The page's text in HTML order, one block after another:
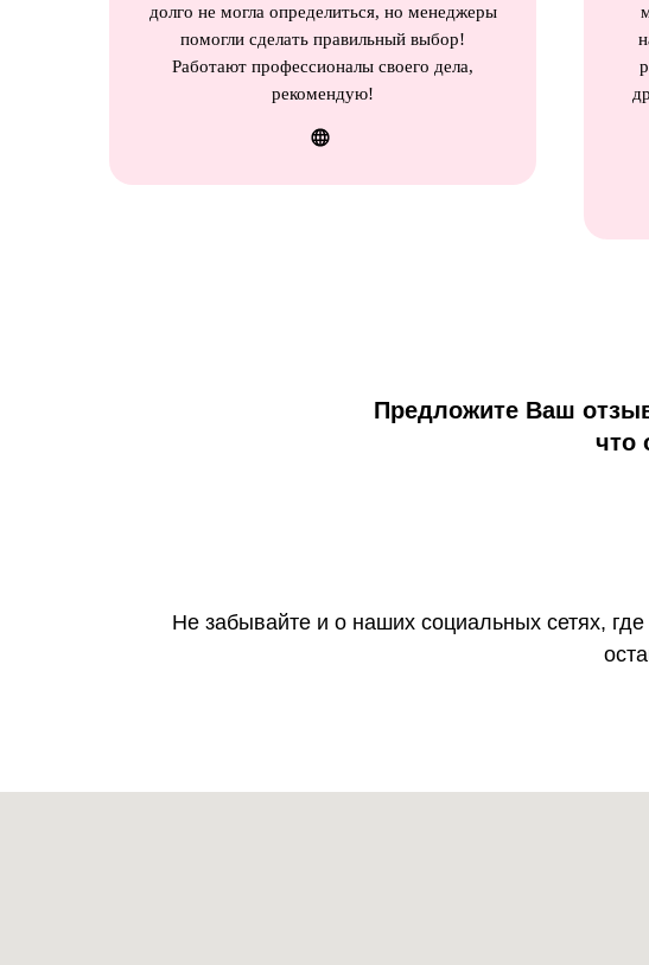
долго не могла определиться, но менеджеры
помогли сделать правильный выбор!
Работают профессионалы своего дела,
рекомендую!
Предложите Ваш
что
Не забывайте и о наших социальных сетях,